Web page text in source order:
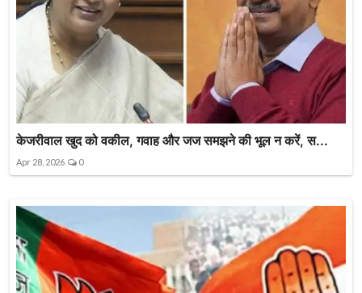
केजरीवाल खुद को वकील, गवाह और जज समझने की भूल न करें, स...
Apr 28, 2026 0